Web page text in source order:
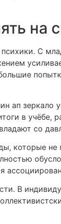
на
С
ап зеркало
в учёбе,
со
которые не
В